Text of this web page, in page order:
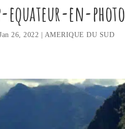
en-photo
26, 2022 AMERIQUE DU SUD